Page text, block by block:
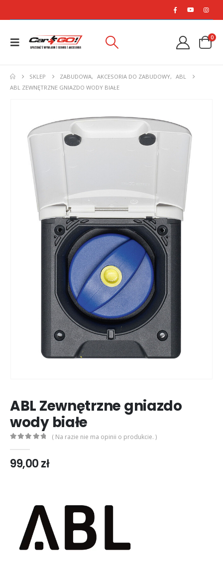
0
SKLEP ZABUDOWA, AKCESORIA DO ZABUDOWY,
ABL
ABL ZEWNĘTRZNE GNIAZDO WODY BIAŁE
ABL Zewnętrzne gniazdo
wody białe
( Na razie nie ma opinii o produkcie. )
99,00zł